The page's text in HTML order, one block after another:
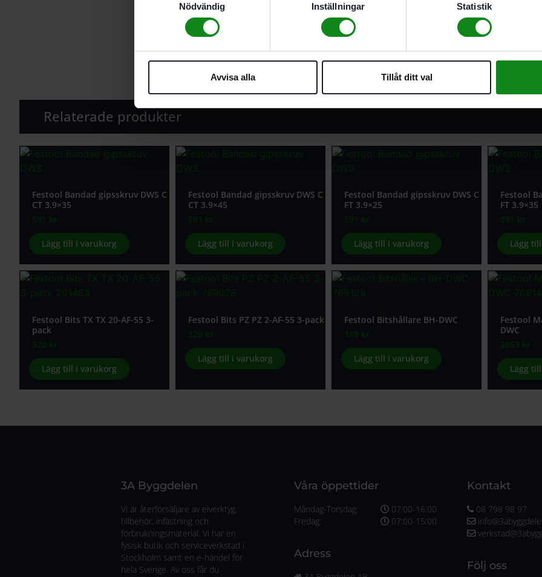
Nödvändig
Inställningar Statistik
Avvisa alla Tillåt ditt val
2 st bits PH2 lång
1 st bits PH 2
SYSTAINER SYS3 M 187
Relaterade produkter
Festool Bandad gipsskruv DWS C
CT 3.9×35
591 kr
Lägg till i varukorg
Festool Bandad gipsskruv DWS C
CT 3.9×45
591 kr
Lägg till i varukorg
Festool Bandad gipsskruv DWS C
FT 3.9×25
591 kr
Lägg till i varukorg
Festool
FT 3.9×35
591 kr
Lägg
Festool Bits TX TX 20-AF-55 3-
pack
320 kr
Lägg till i varukorg
Festool Bits PZ PZ 2-AF-55 3-pack
320 kr
Lägg till i varukorg
Festool Bitshållare BH-DWC
169 kr
Lägg till i varukorg
Festool
DWC
2853 kr
Lägg
3A Byggdelen
Vi är återförsäljare av elverktyg,
tillbehör, infästning och
förbrukningsmaterial. Vi har en
fysisk butik och serviceverkstad i
Stockholm samt en e-handel för
hela Sverige. Av oss får du
Våra öppettider
Måndag-Torsdag:
Fredag:
07:00-16:00
07:00-15:00
Adress
Kontakt
08 798 98 97
Följ oss